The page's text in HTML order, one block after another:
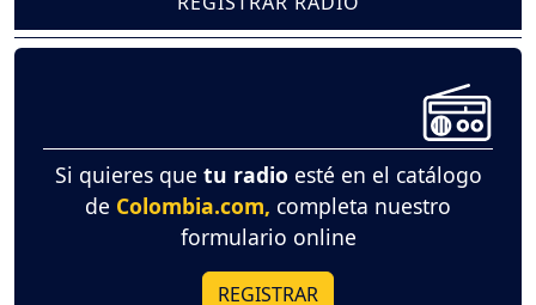
Si quieres que tu radio esté en el catálogo
de Colombia.com, completa nuestro
formulario online
REGISTRAR